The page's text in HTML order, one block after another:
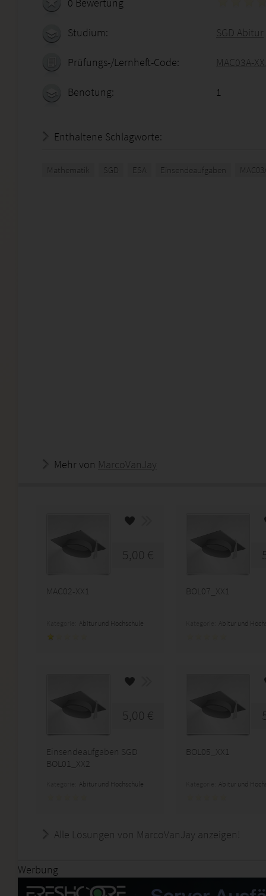
Studium: SGD Abitur
Prüfungs-/Lernheft-Code: MAC03A-
Benotung: 1
Enthaltene Schlagworte:
Mathematik SGD ESA Einsendeaufgaben
Mehr von MarcoVanJay
5,00 €
MAC02-XX1
Abitur und Hochschule
BOL07_XX1
Abitur und
5,00 €
Einsendeaufgaben SGD
BOL01_XX2
Abitur und Hochschule
BOL05_XX1
Abitur und
Alle Lösungen von MarcoVanJay anzeigen!
Werbung